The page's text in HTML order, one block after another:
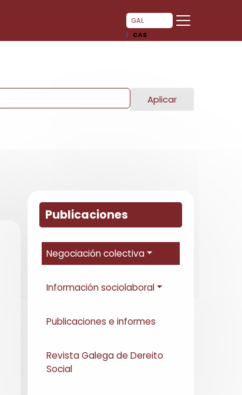
GAL
CAS
Aplicar
Publicaciones
Negociación colectiva
Información sociolaboral
Publicaciones e informes
Revista Galega de Dereito
Social